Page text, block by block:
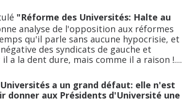
"Réforme des Universités: Halte au
analyse de l'opposition aux réformes
qu'il parle sans aucune hypocrisie, et
des syndicats de gauche et
a la dent dure, mais comme il a raison !....
a un grand défaut: elle n'est
donner aux Présidents d'Université une